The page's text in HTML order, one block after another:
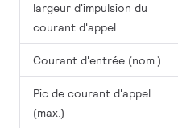
largeur d'impulsion du
courant d'appel
Courant d'entrée (nom.)
Pic de courant d'appel
(max.)